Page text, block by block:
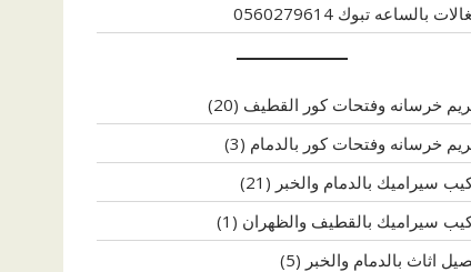
بالساعه تبوك 0560279614
خرسانه وفتحات كور القطيف (20)
خرسانه وفتحات كور بالدمام (3)
سيراميك بالدمام والخبر (21)
سيراميك بالقطيف والظهران (1)
اثاث بالدمام والخبر (5)